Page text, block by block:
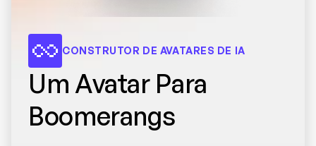
CONSTRUTOR DE AVATARES DE IA
Um Avatar Para
Boomerangs